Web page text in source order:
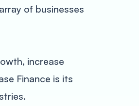
of businesses
increase
Finance is its